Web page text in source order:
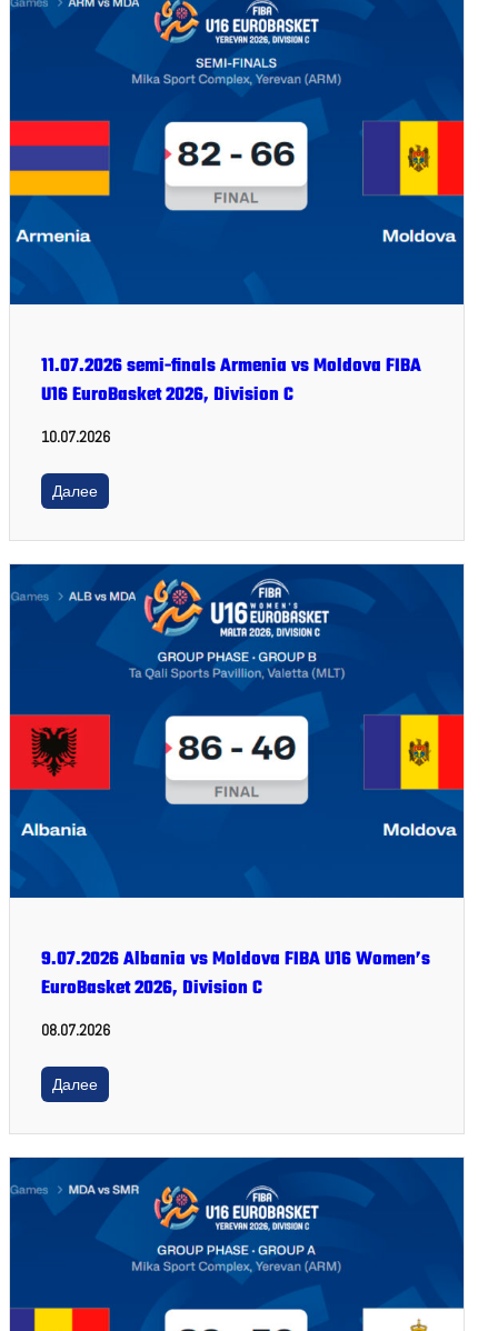
11.07.2026 semi-finals Armenia vs Moldova FIBA
U16 EuroBasket 2026, Division C
10.07.2026
Далее
9.07.2026 Albania vs Moldova FIBA U16 Women’s
EuroBasket 2026, Division C
08.07.2026
Далее